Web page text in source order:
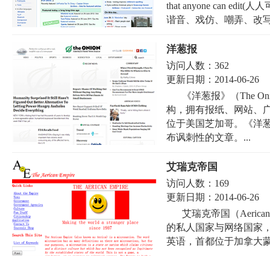
that anyone can edit(人
谐音、戏仿、嘲弄、改
洋葱报
访问人数： 362
更新日期： 2014-06-26
《洋葱报》（The
构，拥有报纸、网站、
位于美国芝加哥。《洋
布讽刺性的文章。...
艾瑞克帝国
访问人数： 169
更新日期： 2014-06-26
艾瑞克帝国（
的私人国家与网络国家
英语，首都位于加拿大